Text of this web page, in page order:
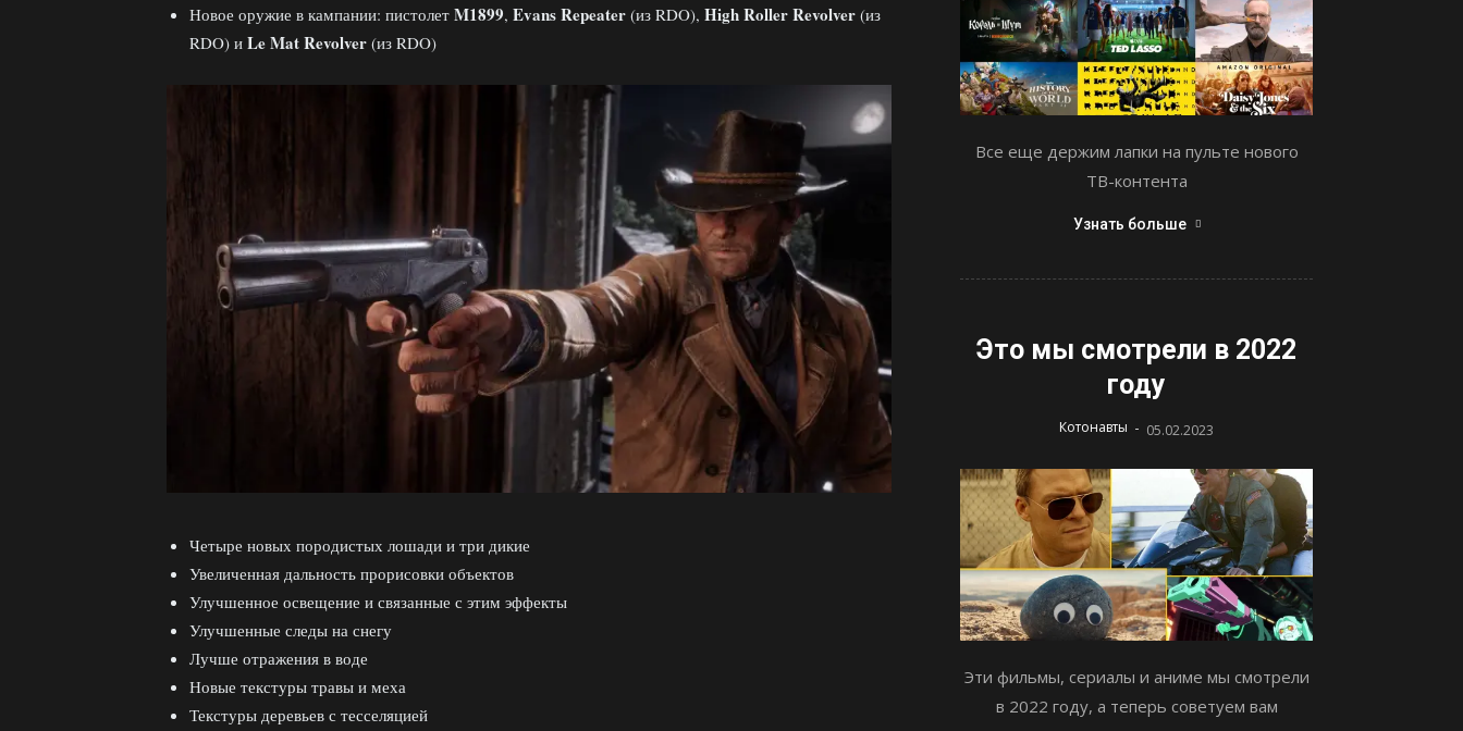
Новое оружие в кампании: пистолет M1899, Evans Repeater (из RDO), High Roller Revolver (из
RDO) и Le Mat Revolver (из RDO)
Четыре новых породистых лошади и три дикие
Увеличенная дальность прорисовки объектов
Улучшенное освещение и связанные с этим эффекты
Улучшенные следы на снегу
Лучше отражения в воде
Новые текстуры травы и меха
Текстуры деревьев с тесселяцией
Все еще держим лапки на пульте нового
ТВ-контента
Узнать больше
Это мы смотрели в 2022
году
Котонавты - 05.02.2023
Эти фильмы, сериалы и аниме мы смотрели
в 2022 году, а теперь советуем вам